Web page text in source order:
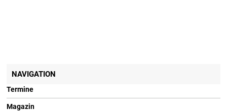
NAVIGATION
Termine
Magazin